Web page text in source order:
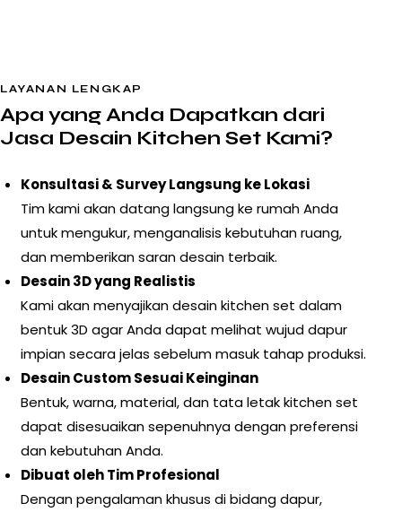
LAYANAN LENGKAP
Apa yang Anda Dapatkan dari
Jasa Desain Kitchen Set Kami?
Konsultasi & Survey Langsung ke Lokasi
Tim kami akan datang langsung ke rumah Anda
untuk mengukur, menganalisis kebutuhan ruang,
dan memberikan saran desain terbaik.
Desain 3D yang Realistis
Kami akan menyajikan desain kitchen set dalam
bentuk 3D agar Anda dapat melihat wujud dapur
impian secara jelas sebelum masuk tahap produksi.
Desain Custom Sesuai Keinginan
Bentuk, warna, material, dan tata letak kitchen set
dapat disesuaikan sepenuhnya dengan preferensi
dan kebutuhan Anda.
Dibuat oleh Tim Profesional
Dengan pengalaman khusus di bidang dapur,